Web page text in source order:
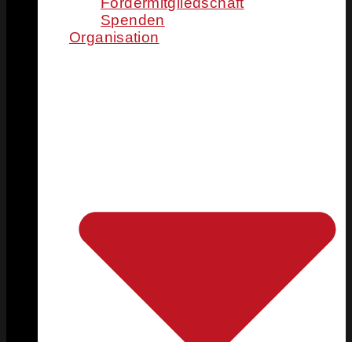
Spenden
Organisation